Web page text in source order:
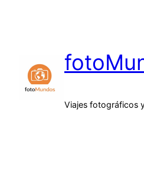
Viajes fotográficos